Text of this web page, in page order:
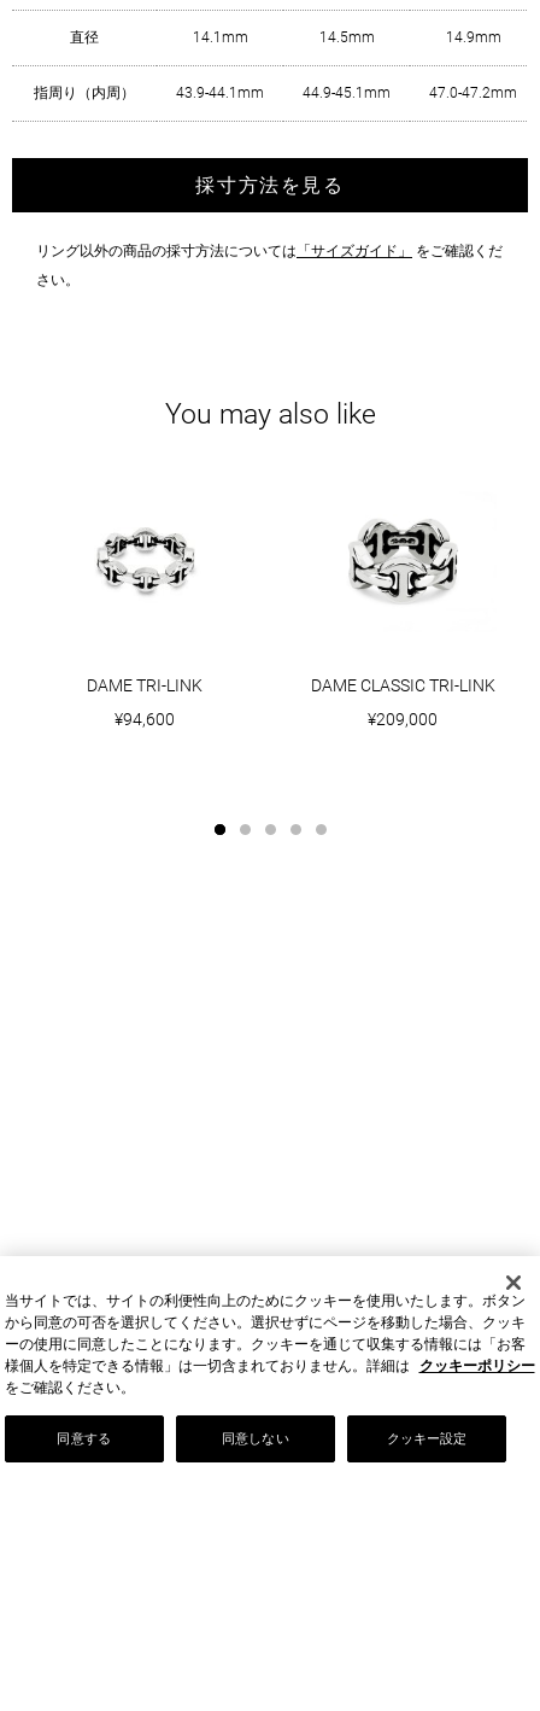
直径 14.1mm 14.5mm 14.9mm
指周り（内周） 43.9-44.1mm 44.9-45.1mm 47.0-47.2mm
採寸方法を見る
リング以外の商品の採寸方法については 「サイズガイド」
をご確認くだ
さい。
You may also like
DAME TRI-LINK
¥94,600
DAME CLASSIC TRI-LINK
¥209,000
Our Story
当サイトでは、サイトの利便性向上のためにクッキーを使用いたします。ボタン
から同意の可否を選択してください。選択せずにページを移動した場合、クッキ
ーの使用に同意したことになります。クッキーを通じて収集する情報には「お客
様個人を特定できる情報」は一切含まれておりません。詳細は
クッキーポリシー
をご確認ください。
クッキー設定
同意しない
同意する